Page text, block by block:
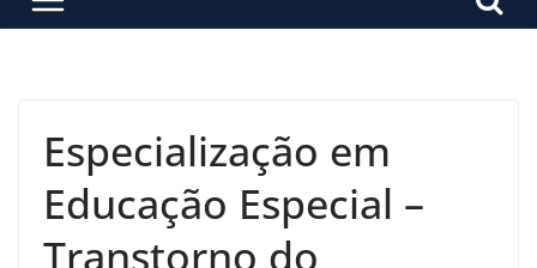
Especialização em
Educação Especial –
Transtorno do